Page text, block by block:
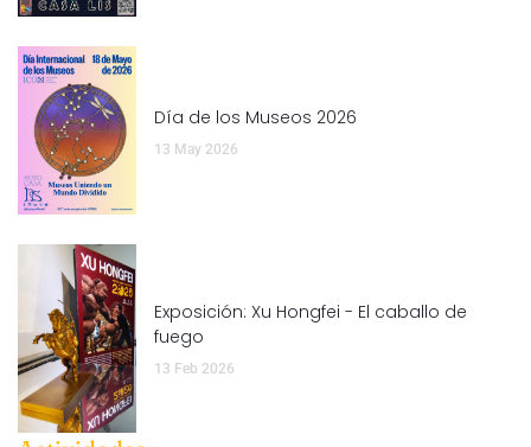
Día de los Museos 2026
13 May 2026
Exposición: Xu Hongfei - El caballo de
fuego
13 Feb 2026